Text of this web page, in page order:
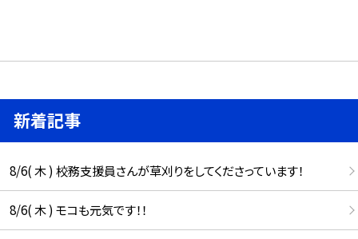
新着記事
8/6( 木 ) 校務支援員さんが草刈りをしてくださっています！
8/6( 木 ) モコも元気です！！